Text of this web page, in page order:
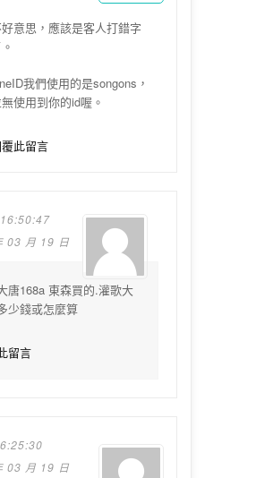
意思， 應該是客人打錯字
我們使用的是songons，
使用到你的id喔。
此留言
16:50:47
03 月 19 日
唐168a 東森買的.灌歌大
少錢或怎麼算
留言
03 月 19 日